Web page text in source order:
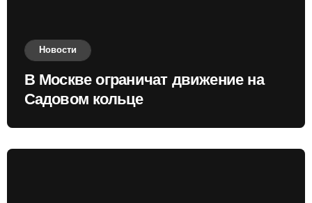
Новости
В Москве ограничат движение на
Садовом кольце